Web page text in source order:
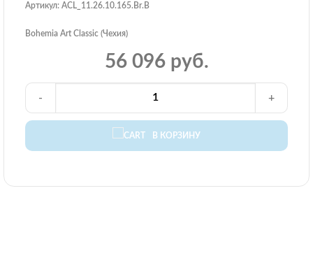
Артикул: ACL_11.26.10.165.Br.B
Bohemia Art Classic (Чехия)
56 096 руб.
В КОРЗИНУ
- +